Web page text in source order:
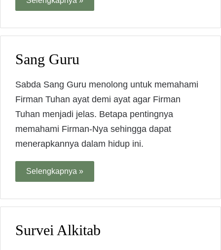
Sang Guru
Sabda Sang Guru menolong untuk memahami
Firman Tuhan ayat demi ayat agar Firman
Tuhan menjadi jelas. Betapa pentingnya
memahami Firman-Nya sehingga dapat
menerapkannya dalam hidup ini.
Selengkapnya »
Survei Alkitab